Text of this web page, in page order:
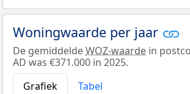
Woningwaarde per jaar
De gemiddeldeWOZ-waarde in
AD was €371.000 in 2025.
Grafiek
Tabel